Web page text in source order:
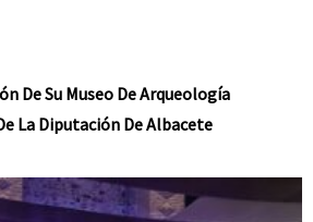
De Su Museo De Arqueología
La Diputación De Albacete